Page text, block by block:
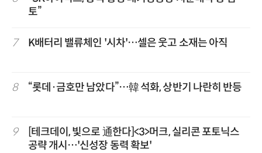
토”
7 K배터리 밸류체인 '시차'…셀은 웃고 소재는 아직
8 “롯데·금호만 남았다”…韓 석화, 상반기 나란히 반등
9
[테크데이, 빛으로 通한다]<3>머크, 실리콘 포토닉스
공략 개시…'신성장 동력 확보'